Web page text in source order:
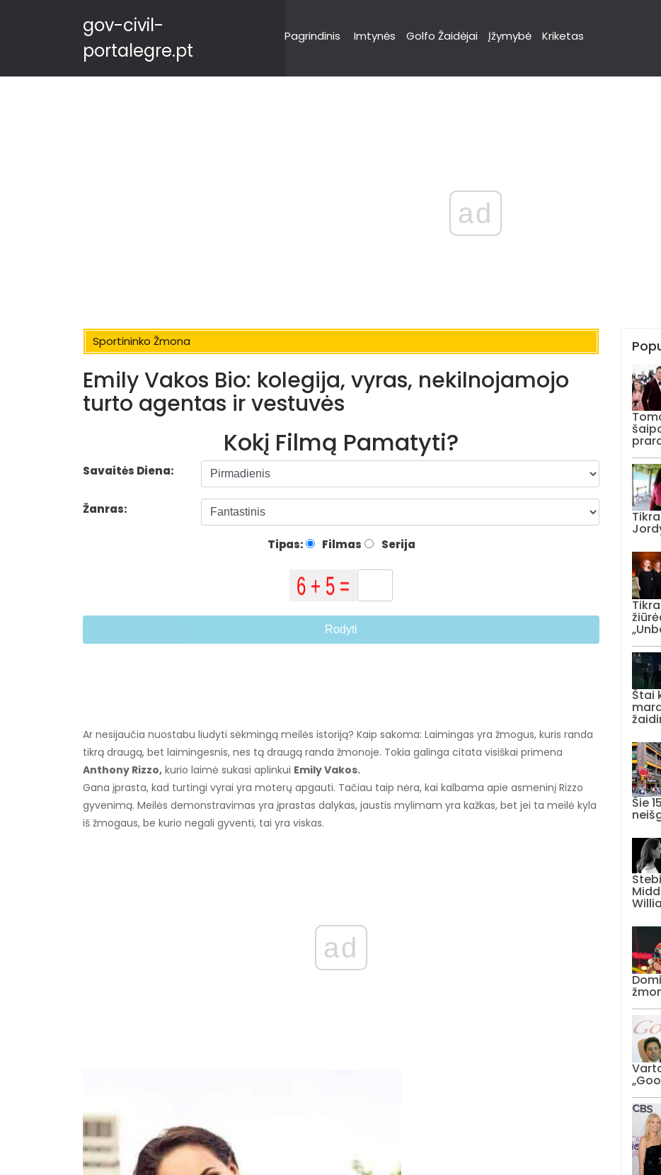
gov-civil-
portalegre.pt
Pagrindinis Imtynės Golfo Žaidėjai Įžymybė Kriketas
ad
Sportininko Žmona
Emily Vakos Bio: kolegija, vyras, nekilnojamojo
turto agentas ir vestuvės
Kokį Filmą Pamatyti?
Savaitės Diena:
Žanras:
Tipas: Filmas Serija
Rodyti
Ar nesijaučia nuostabu liudyti sėkmingą meilės istoriją? Kaip sakoma: Laimingas yra žmogus, kuris randa
tikrą draugą, bet laimingesnis, nes tą draugą randa žmonoje. Tokia galinga citata visiškai primena
Anthony Rizzo, kurio laimė sukasi aplinkui Emily Vakos.
Gana įprasta, kad turtingi vyrai yra moterų apgauti. Tačiau taip nėra, kai kalbama apie asmeninį Rizzo
gyvenimą. Meilės demonstravimas yra įprastas dalykas, jaustis mylimam yra kažkas, bet jei ta meilė kyla
iš žmogaus, be kurio negali gyventi, tai yra viskas.
ad
Štai
Šie